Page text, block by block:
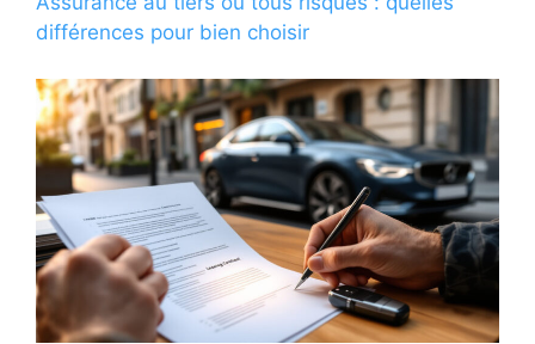
différences pour bien choisir